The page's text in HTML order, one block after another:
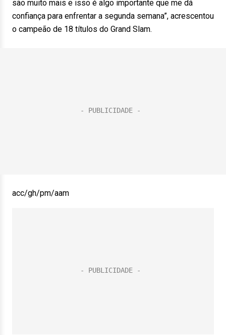
são muito mais e isso é algo importante que me dá
confiança para enfrentar a segunda semana”, acrescentou
o campeão de 18 títulos do Grand Slam.
acc/gh/pm/aam